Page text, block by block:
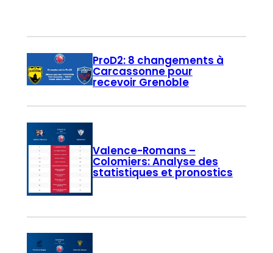
ProD2: 8 changements à
Carcassonne pour
recevoir Grenoble
Valence-Romans –
Colomiers: Analyse des
statistiques et pronostics